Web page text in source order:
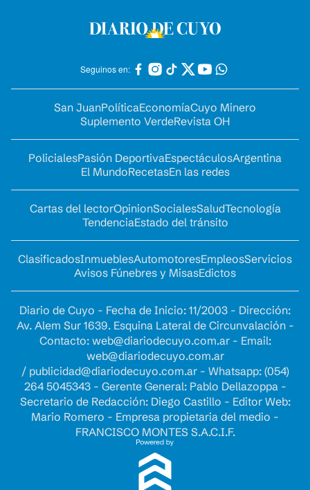
Seguinos en:
San JuanPolíticaEconomíaCuyo Minero
Suplemento VerdeRevista OH
PolicialesPasión DeportivaEspectáculosArgentina
El MundoRecetasEn las redes
Cartas del lectorOpinionSocialesSaludTecnología
TendenciaEstado del tránsito
ClasificadosInmueblesAutomotoresEmpleosServicios
Avisos Fúnebres y MisasEdictos
Diario de Cuyo - Fecha de Inicio: 11/2003 - Dirección:
Av. Alem Sur 1639. Esquina Lateral de Circunvalación -
Contacto: web@diariodecuyo.com.ar- Email:
web@diariodecuyo.com.ar
/ publicidad@diariodecuyo.com.ar- Whatsapp: (054)
264 5045343 - Gerente General: Pablo Dellazoppa -
Secretario de Redacción: Diego Castillo - Editor Web:
Mario Romero - Empresa propietaria del medio -
FRANCISCO MONTES S.A.C.I.F.